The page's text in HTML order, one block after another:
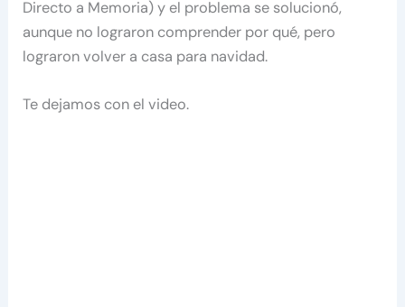
Directo a Memoria) y el problema se solucionó,
aunque no lograron comprender por qué, pero
lograron volver a casa para navidad.
Te dejamos con el video.